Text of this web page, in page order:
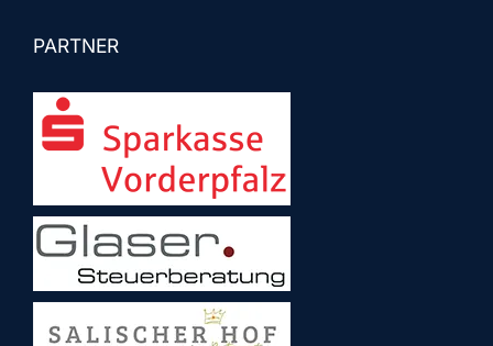
PARTNER